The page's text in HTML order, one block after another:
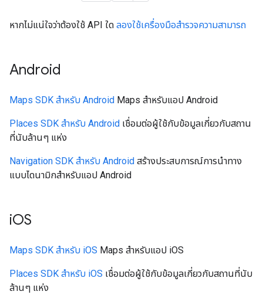
หากไม่แน่ใจว่าต้องใช้ API ใด ลองใช้เครื่องมือสำรวจความสามารถ
Android
Maps SDK สำหรับ Android Maps สำหรับแอป Android
Places SDK สำหรับ Android เชื่อมต่อผู้ใช้กับข้อมูลเกี่ยวกับสถาน
ที่นับล้านๆ แห่ง
Navigation SDK สำหรับ Android สร้างประสบการณ์การนำทาง
แบบไดนามิกสำหรับแอป Android
iOS
Maps SDK สำหรับ iOS Maps สำหรับแอป iOS
Places SDK สำหรับ iOS เชื่อมต่อผู้ใช้กับข้อมูลเกี่ยวกับสถานที่นับ
ล้านๆ แห่ง